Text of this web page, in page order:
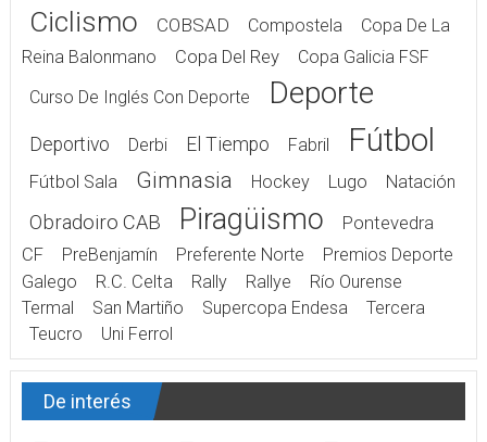
Ciclismo COBSAD Compostela
Copa De La
Reina Balonmano
Copa Del Rey
Copa Galicia FSF
Curso De Inglés Con Deporte
Deporte
Deportivo Derbi El Tiempo Fabril Fútbol
Fútbol Sala Gimnasia Hockey Lugo Natación
Obradoiro CAB Piragüismo
Pontevedra
CF
PreBenjamín Preferente Norte
Premios Deporte
Galego
R.C. Celta Rally Rallye
Río Ourense
Termal
San Martiño Supercopa Endesa
Tercera
Teucro
Uni Ferrol
De interés